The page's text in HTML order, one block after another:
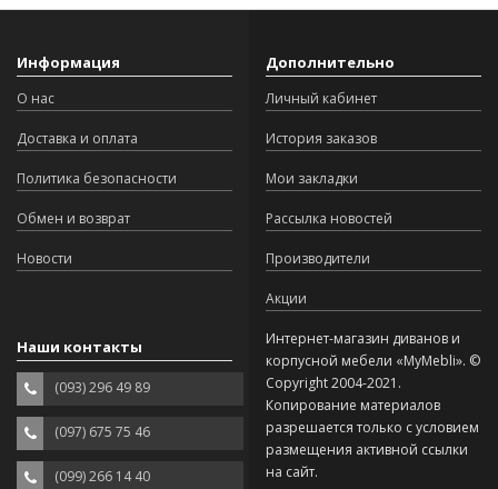
Информация
О нас
Доставка и оплата
Политика безопасности
Обмен и возврат
Новости
Дополнительно
Личный кабинет
История заказов
Мои закладки
Рассылка новостей
Производители
Акции
Наши контакты
(093) 296 49 89
(097) 675 75 46
(099) 266 14 40
Интернет-магазин диванов и
корпусной мебели «MyMebli». ©
Copyright 2004-2021.
Копирование материалов
разрешается только с условием
размещения активной ссылки
на сайт.